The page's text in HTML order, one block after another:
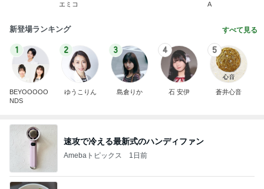
エミコ
A
新登場ランキング すべて見る
1
BEYOOOOO
NDS
2
ゆうこりん
3
島倉りか
4
石 安伊
5
蒼井心音
速攻で冷える最新式のハンディファン
Amebaトピックス 1日前